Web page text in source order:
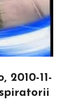
2010-11-